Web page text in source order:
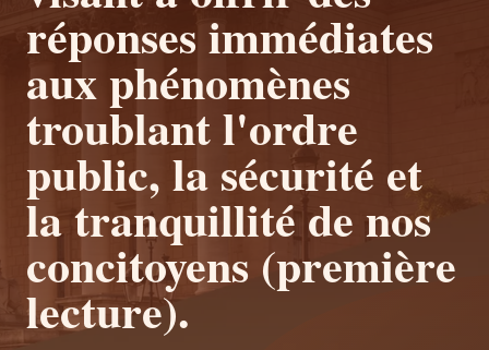
réponses immédiates
aux phénomènes
troublant l'ordre
public, la sécurité et
la tranquillité de nos
concitoyens (première
lecture).